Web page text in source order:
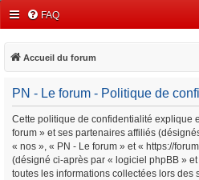
FAQ
Accueil du forum
PN - Le forum - Politique de
Cette politique de confidentialité explique
forum » et ses partenaires affiliés
« nos », « PN - Le forum » et « https://
(désigné ci-après par « logiciel phpBB »
toutes les informations collectées lors des